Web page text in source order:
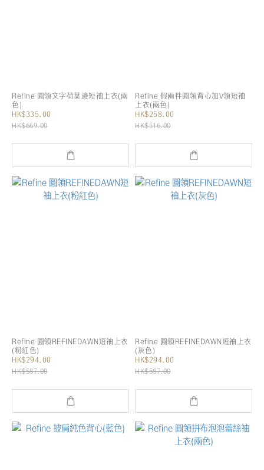
Refine 圓領文字荷葉邊短袖上衣(兩
色)
HK$335.00
HK$669.00
Refine 假兩件圓領背心加V領短袖
上衣(兩色)
HK$258.00
HK$516.00
Refine 圓領REFINEDAWN短袖上衣
(粉紅色)
HK$294.00
HK$587.00
Refine 圓領REFINEDAWN短袖上衣
(灰色)
HK$294.00
HK$587.00